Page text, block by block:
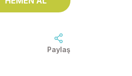
Paylaş